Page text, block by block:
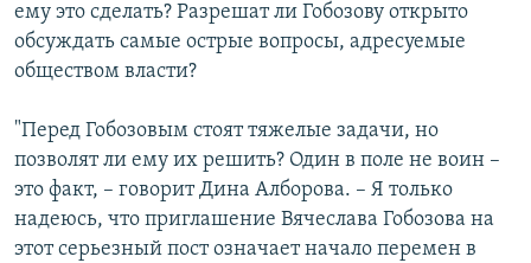
ему это сделать? Разрешат ли Гобозову открыто
обсуждать самые острые вопросы, адресуемые
обществом власти?
"Перед Гобозовым стоят тяжелые задачи, но
позволят ли ему их решить? Один в поле не воин –
это факт, – говорит Дина Алборова. – Я только
надеюсь, что приглашение Вячеслава Гобозова на
этот серьезный пост означает начало перемен в